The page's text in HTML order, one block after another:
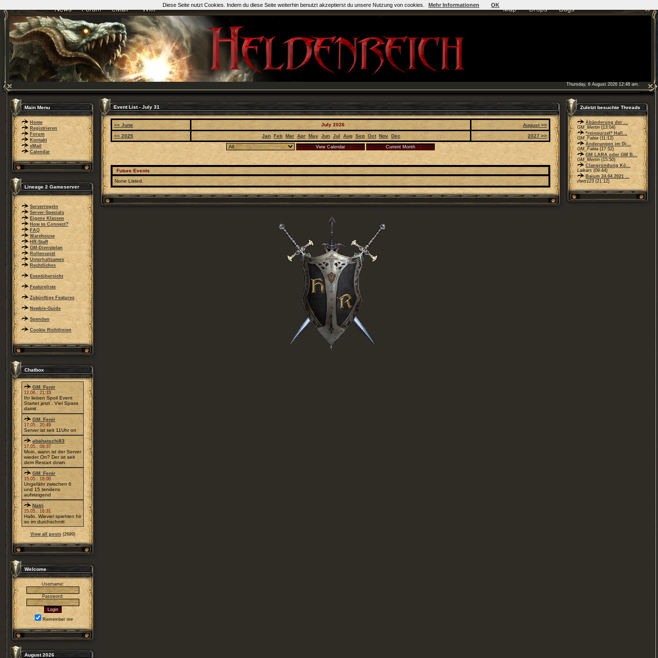
Thursday, 6 August 2026 12:48 am.
Main Menu
Home
Registrieren
Forum
Kontakt
eMail
Calendar
Lineage 2 Gameserver
Serverregeln
Server-Specials
Eigene Klassen
How to Connect?
FAQ
Warehouse
HR-Staff
GM-Dienstplan
Rollenspiel
Unterhaltsames
Rechtliches
Eventübersicht
Featureliste
Zukünftige Features
Newbie-Guide
Spenden
Cookie Richtlinien
Chatbox
GM_Fenir
12.06.: 21:33
Ihr lieben Spoil Event
Startet jetzt . Viel Spass
damit
GM_Fenir
17.05.: 20:49
Server ist seit 11Uhr on
abahatschi83
17.05.: 09:37
Moin, wann ist der Server
wieder On? Der ist seit
dem Restart down.
GM_Fenir
15.05.: 18:00
Ungefähr zwischen 6
und 15 tendens
aufsteigend
Natri
15.05.: 16:31
Hallo. Wieviel spiehlen hir
so im durchschnitt
View all posts(2699)
Welcome
Username:
Password:
Remember me
August 2026
Event List - July 31
<< June July 2026
August >>
<< 2025
Jan Feb Mar Apr May Jun Jul Aug Sep Oct Nov Dec 2027 >>
Future Events
None Listed.
Zuletzt besuchte Threads
Äbänderung der ...
GM_Mertin (13:04)
*reinpurzel* Hall...
GM_Fabia (11:12)
Änderungen im Di...
GM_Fabia (17:52)
GM LARA oder GM B...
GM_Mertin (15:50)
Clangründung Kö...
Laikars (09:44)
Baium 24.04.2021 ...
rhett123 (21:12)
Diese Seite nutzt Cookies. Indem du diese Seite weiterhin benutzt akzeptierst du unsere Nutzung von cookies. Mehr Informationen OK